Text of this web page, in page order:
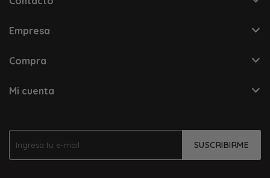
SUSCRIBIRME
Empresa
Compra
Mi cuenta